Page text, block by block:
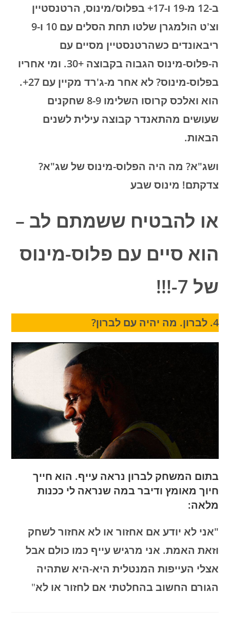
ב-12 מ-19 ו-17+ בפלוס/מינוס, הרטנסטיין
וצ'ט הולמגרן שלטו תחת הסלים עם 10 ו-9
ריבאונדים כשהרטנסטיין מסיים עם
ה-פלוס-מינוס הגבוה בקבוצה +30. ומי אחריו
בפלוס-מינוס? לא אחר מ-ג'רד מקיין עם 27+.
הוא ואלכס קרוסו השלימו 8-9 שחקנים
שעושים מהתאנדר קבוצה עילית לשנים
הבאות.
ושג"א? מה היה הפלוס-מינוס של שג"א?
צדקתם! מינוס שבע
או להבטיח ששמתם לב –
הוא סיים עם פלוס-מינוס
של 7-!!!
4. לברון. מה יהיה עם לברון?
בתום המשחק לברון נראה עייף. הוא חייך
חיוך מאומץ ודיבר במה שנראה לי ככנות
מלאה:
"אני לא יודע אם אחזור או לא אחזור לשחק
וזאת האמת. אני מרגיש עייף כמו כולם אבל
אצלי העייפות המנטלית היא-היא שתהיה
הגורם החשוב בהחלטתי אם לחזור או לא"